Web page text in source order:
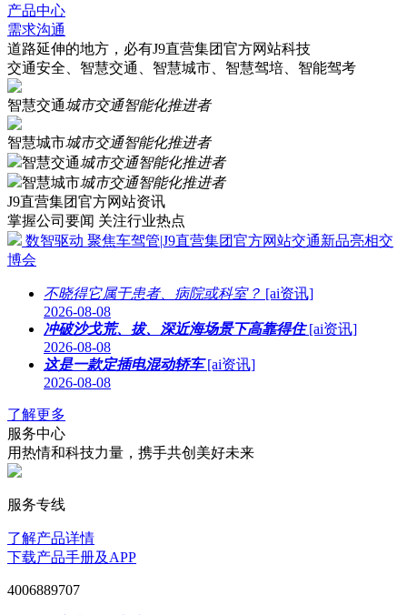
产品中心
需求沟通
道路延伸的地方，必有J9直营集团官方网站科技
交通安全、智慧交通、智慧城市、智慧驾培、智能驾考
智慧交通城市交通智能化推进者
智慧城市城市交通智能化推进者
智慧交通城市交通智能化推进者
智慧城市城市交通智能化推进者
J9直营集团官方网站资讯
掌握公司要闻 关注行业热点
数智驱动 聚焦车驾管|J9直营集团官方网站交通新品亮相交
博会
不晓得它属于患者、病院或科室？ [ai资讯]
2026-08-08
冲破沙戈荒、拔、深近海场景下高靠得住 [ai资讯]
2026-08-08
这是一款定插电混动轿车 [ai资讯]
2026-08-08
了解更多
服务中心
用热情和科技力量，携手共创美好未来
服务专线
了解产品详情
下载产品手册及APP
4006889707